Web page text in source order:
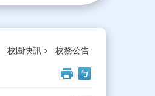
校園快訊 校務公告